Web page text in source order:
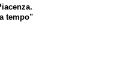
tempo"